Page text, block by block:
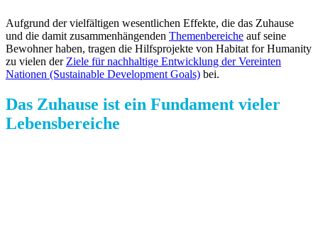
Aufgrund der vielfältigen wesentlichen Effekte, die das Zuhause
und die damit zusammenhängenden Themenbereiche auf seine
Bewohner haben, tragen die Hilfsprojekte von Habitat for Humanity
zu vielen der Ziele für nachhaltige Entwicklung der Vereinten
Nationen (Sustainable Development Goals) bei.
Das Zuhause ist ein Fundament vieler
Lebensbereiche